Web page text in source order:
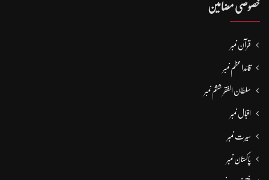
خصوصی مضامین
قرآن نمبر
قائداعظم نمبر
سلطان الفقر ششم نمبر
اقبال نمبر
سیرت نمبر
پاکستان نمبر